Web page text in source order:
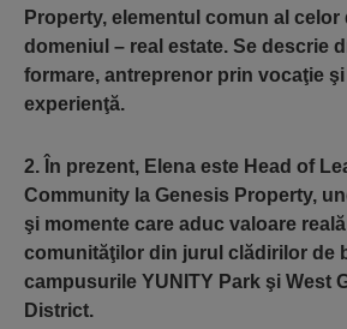
Property, elementul comun al
domeniul – real estate. Se descrie
formare, antreprenor prin vocaţie
experienţă.
2. În prezent, Elena este Head of
Community la Genesis Property,
şi momente care aduc valoare
comunităţilor din jurul clădirilor de
campusurile YUNITY Park şi West
District.